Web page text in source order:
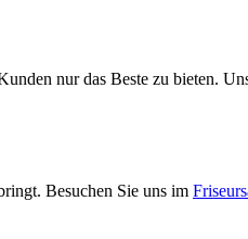
nur das Beste zu bieten.
Besuchen Sie uns im